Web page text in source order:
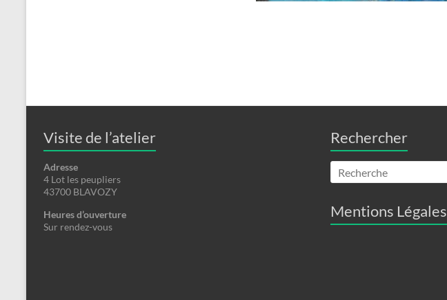
Visite de l’atelier
Adresse
4 Lot les peupliers
43700 BLAVOZY
Heures d’ouverture
Sur rendez-vous
Rechercher
Mentions Légales